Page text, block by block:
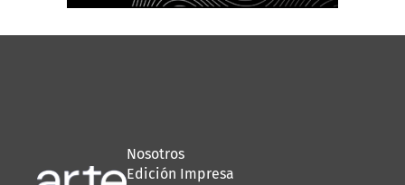
Nosotros
Edición Impresa